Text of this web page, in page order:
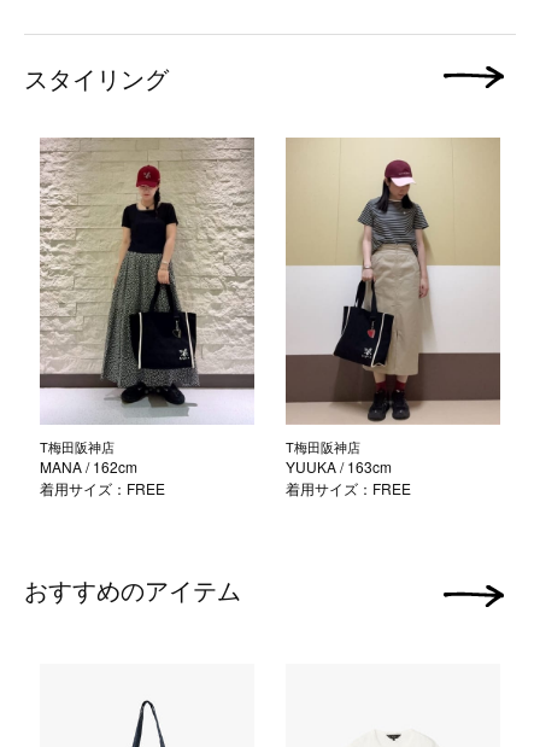
スタイリング
T梅田阪神店
MANA/ 162cm
着用サイズ：FREE
T梅田阪神店
YUUKA/ 163cm
着用サイズ：FREE
次の画像
おすすめのアイテム 次の画像